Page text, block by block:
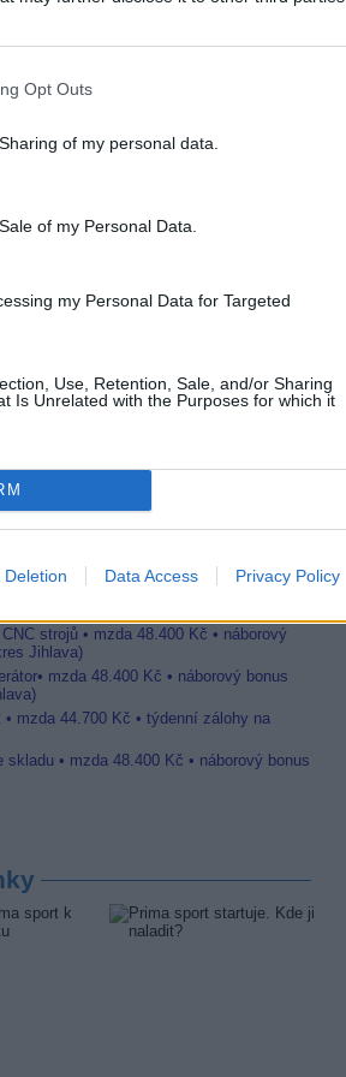
Opt Outs
of my personal data.
of my Personal Data.
my Personal Data for Targeted
Use, Retention, Sale, and/or Sharing
Is Unrelated with the Purposes for which it
Deletion Data Access Privacy Policy
do své schránky zdarma noviny
novinkami
• mzda 48.400 Kč • příspěvek na
strojů • mzda 48.400 Kč • náborový
Jihlava)
mzda 48.400 Kč • náborový bonus
mzda 44.700 Kč • týdenní zálohy na
• mzda 48.400 Kč • náborový bonus